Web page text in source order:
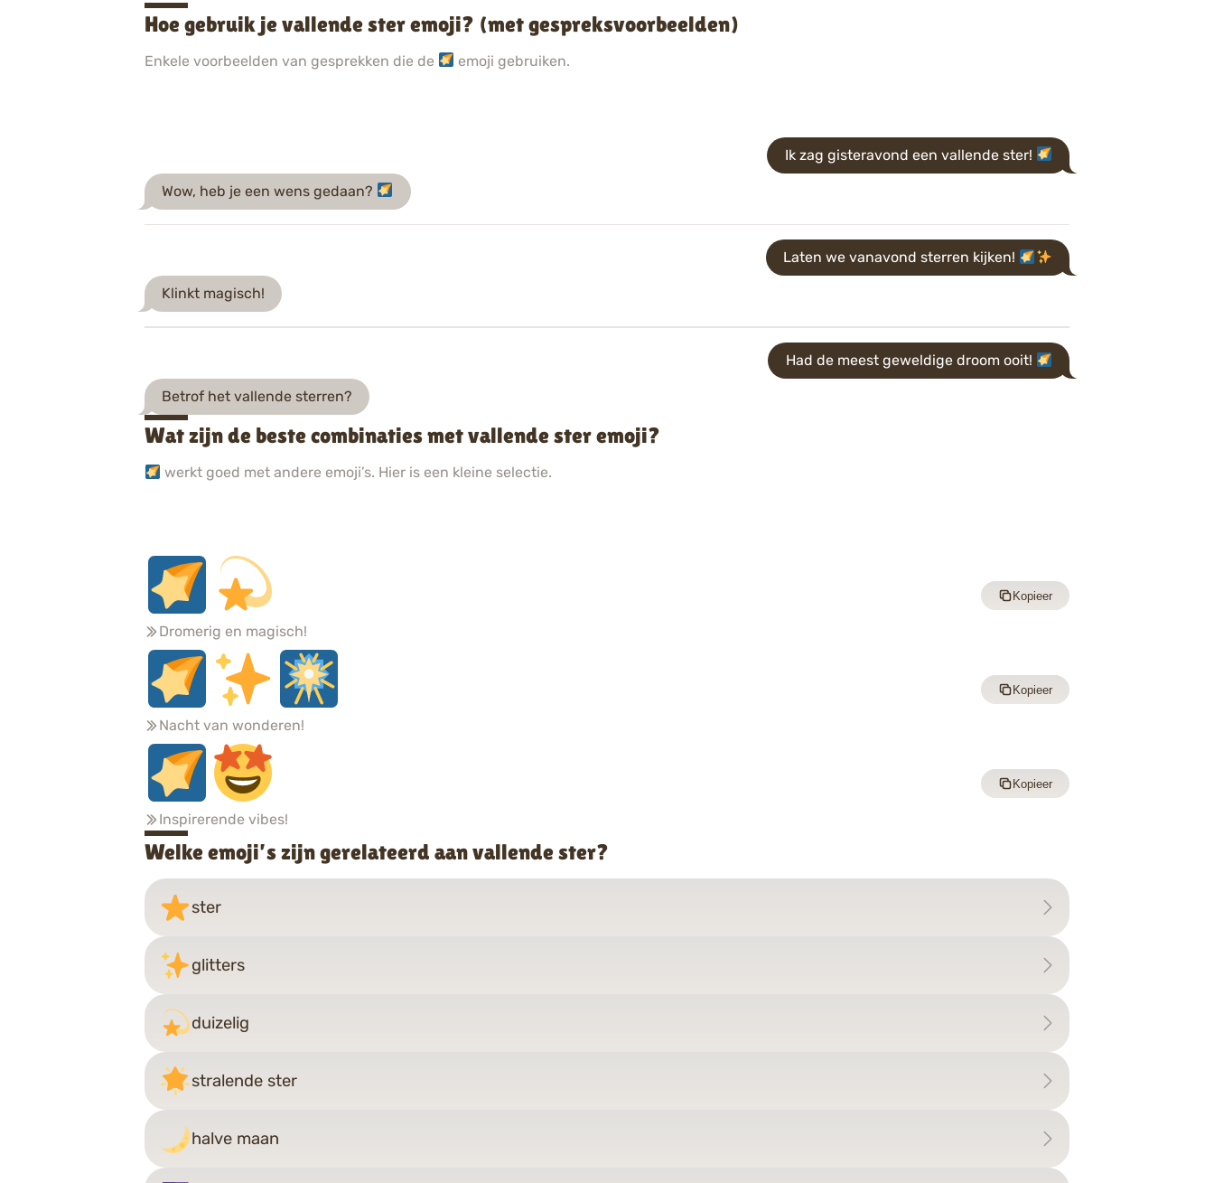
Hoe gebruik je vallende ster emoji? (met gespreksvoorbeelden)
Enkele voorbeelden van gesprekken die de emoji gebruiken.
Ik zag gisteravond een vallende ster!
Wow, heb je een wens gedaan?
Laten we vanavond sterren kijken!
Klinkt magisch!
Had de meest geweldige droom ooit!
Betrof het vallende sterren?
Wat zijn de beste combinaties met vallende ster emoji?
werkt goed met andere emoji’s. Hier is een kleine selectie.
Dromerig en magisch!
Kopieer
Nacht van wonderen!
Kopieer
Inspirerende vibes!
Kopieer
Welke emoji’s zijn gerelateerd aan vallende ster?
ster
glitters
duizelig
stralende ster
halve maan